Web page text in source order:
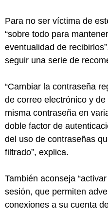
Para no ser víctima de
“sobre todo para
eventualidad de
seguir una serie de
“Cambiar la contraseña
de correo electrónico y
misma contraseña en
doble factor de
del uso de contraseñas
filtrado”, explica.
También aconseja
sesión, que permiten
conexiones a su cuenta